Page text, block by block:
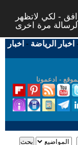
- لكي لاتظهر
اخبار الرياضة - اخبار
- ادعمونا